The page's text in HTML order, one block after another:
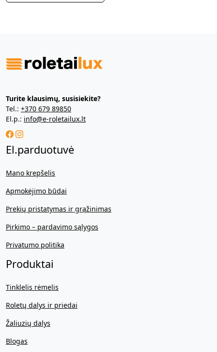
Turite klausimų, susisiekite?
Tel.: +370 679 89850
El.p.: info@e-roletailux.lt
El.parduotuvė
Mano krepšelis
Apmokėjimo būdai
Prekių pristatymas ir grąžinimas
Pirkimo – pardavimo sąlygos
Privatumo politika
Produktai
Tinklelis rėmelis
Roletų dalys ir priedai
Žaliuzių dalys
Blogas